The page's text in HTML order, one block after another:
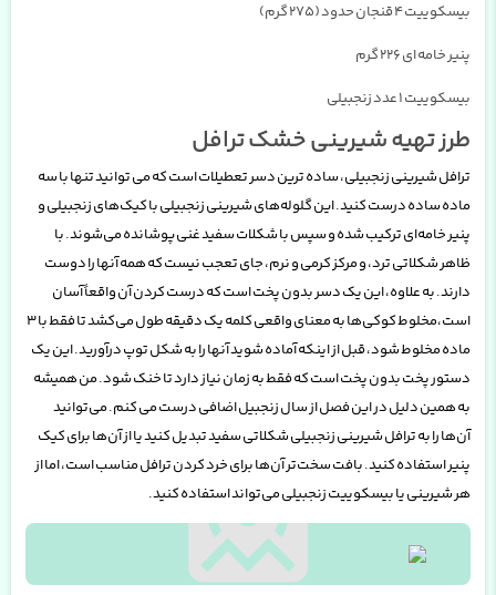
بیسکوییت 4 قنجان حدود (275 گرم)
پنیر خامه ای 226 گرم
بیسکوییت 1 عدد زنجبیلی
طرز تهیه شیرینی خشک ترافل
ترافل شیرینی زنجبیلی، ساده ترین دسر تعطیلات است که می توانید تنها با سه
ماده ساده درست کنید. این گلوله‌های شیرینی زنجبیلی با کیک‌های زنجبیلی و
پنیر خامه‌ای ترکیب شده و سپس با شکلات سفید غنی پوشانده می‌شوند. با
ظاهر شکلاتی ترد، و مرکز کرمی و نرم، جای تعجب نیست که همه آنها را دوست
دارند. به علاوه، این یک دسر بدون پخت است که درست کردن آن واقعاً آسان
است،
مخلوط کوکی‌ها به معنای واقعی کلمه یک دقیقه طول می‌کشد تا فقط با 3
ماده مخلوط شود، قبل از اینکه آماده شوید آنها را به شکل توپ درآورید. این یک
دستور پخت بدون پخت است که فقط به زمان نیاز دارد تا خنک شود. من همیشه
به همین دلیل در این فصل از سال زنجبیل اضافی درست می کنم. می‌توانید
آن‌ها را به ترافل شیرینی زنجبیلی شکلاتی سفید تبدیل کنید یا از آن‌ها برای کیک
پنیر استفاده کنید. بافت سخت‌تر آن‌ها برای خرد کردن ترافل مناسب است، اما از
هر شیرینی یا بیسکوییت زنجبیلی می‌تواند استفاده کنید.